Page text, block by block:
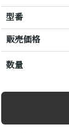
型番
販売価格
数量